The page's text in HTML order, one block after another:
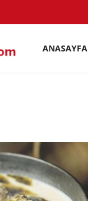
ANASAYFA